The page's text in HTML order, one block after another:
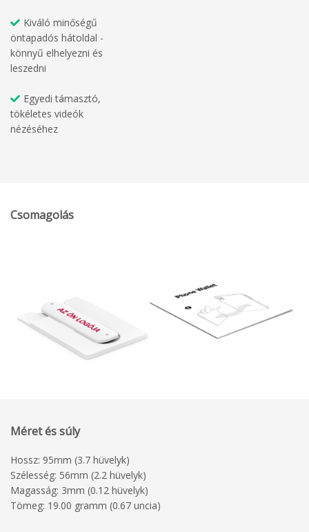
Kiváló minőségű
öntapadós hátoldal -
könnyű elhelyezni és
leszedni
Egyedi támasztó,
tökéletes videók
nézéséhez
Csomagolás
Méret és súly
Hossz: 95mm (3.7 hüvelyk)
Szélesség: 56mm (2.2 hüvelyk)
Magasság: 3mm (0.12 hüvelyk)
Tömeg: 19.00 gramm (0.67 uncia)